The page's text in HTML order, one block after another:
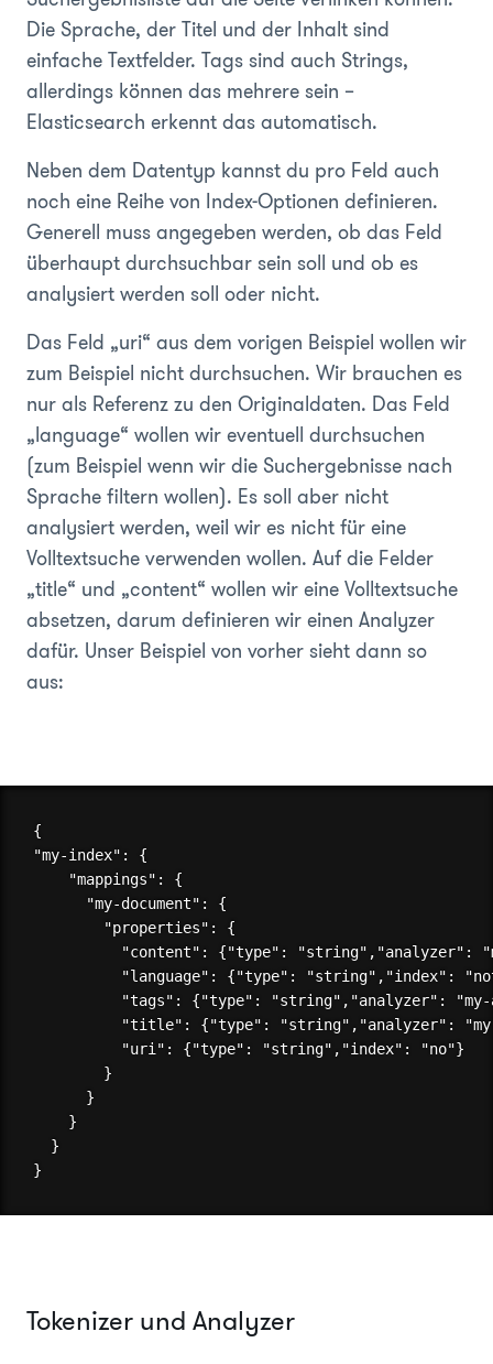
Die Sprache, der Titel und der Inhalt sind
einfache Textfelder. Tags sind auch Strings,
allerdings können das mehrere sein –
Elasticsearch erkennt das automatisch.
Neben dem Datentyp kannst du pro Feld auch
noch eine Reihe von Index-Optionen definieren.
Generell muss angegeben werden, ob das Feld
überhaupt durchsuchbar sein soll und ob es
analysiert werden soll oder nicht.
Das Feld „uri“ aus dem vorigen Beispiel wollen wir
zum Beispiel nicht durchsuchen. Wir brauchen es
nur als Referenz zu den Originaldaten. Das Feld
„language“ wollen wir eventuell durchsuchen
(zum Beispiel wenn wir die Suchergebnisse nach
Sprache filtern wollen). Es soll aber nicht
analysiert werden, weil wir es nicht für eine
Volltextsuche verwenden wollen. Auf die Felder
„title“ und „content“ wollen wir eine Volltextsuche
absetzen, darum definieren wir einen Analyzer
dafür. Unser Beispiel von vorher sieht dann so
aus:
{
"my-index": {
    "mappings": {
      "my-document": {
        "properties": {
"content": {"type": "string","analyzer":
"language": {"type": "string","index":
"tags": {"type": "string","analyzer":
"title": {"type": "string","analyzer":
          "uri": {"type": "string","index": "no"}
        }
      }
    }
  }
Tokenizer und Analyzer